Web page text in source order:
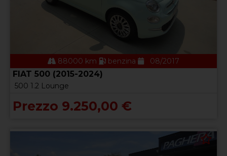
88000 km benzina 08/2017
FIAT 500 (2015-2024)
500 1.2 Lounge
Prezzo 9.250,00 €